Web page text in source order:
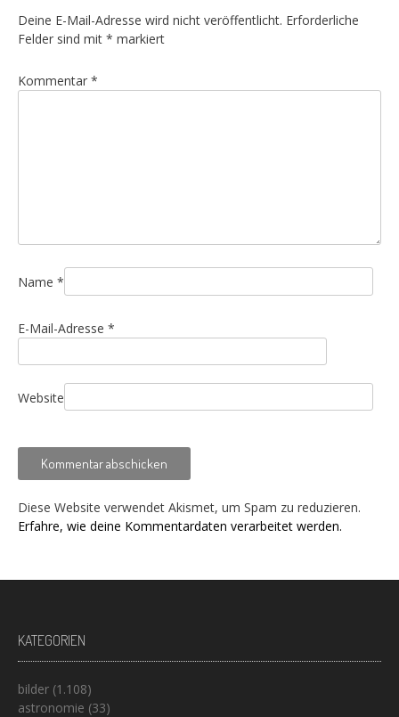
Deine E-Mail-Adresse wird nicht veröffentlicht. Erforderliche
Felder sind mit * markiert
Kommentar *
Name *
E-Mail-Adresse *
Website
Diese Website verwendet Akismet, um Spam zu reduzieren.
Erfahre, wie deine Kommentardaten verarbeitet werden.
KATEGORIEN
bilder (1.108)
astronomie (33)